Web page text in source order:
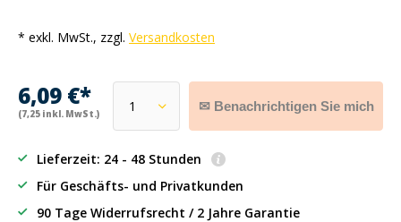
* exkl. MwSt., zzgl. Versandkosten
6,09 €*
(7,25 inkl. MwSt.)
✉ Benachrichtigen Sie mich
Lieferzeit: 24 - 48 Stunden
Für Geschäfts- und Privatkunden
90 Tage Widerrufsrecht / 2 Jahre Garantie